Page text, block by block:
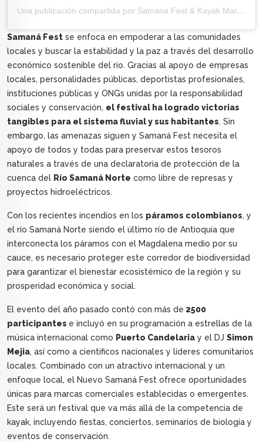
Una publicación compartida por Samana Fest & Kayak Marathon (@samanafest)
Samaná Fest se enfoca en empoderar a las comunidades
locales y buscar la estabilidad y la paz a través del desarrollo
económico sostenible del río. Gracias al apoyo de empresas
locales, personalidades públicas, deportistas profesionales,
instituciones públicas y ONGs unidas por la responsabilidad
sociales y conservación, el festival ha logrado victorias
tangibles para el sistema fluvial y sus habitantes. Sin
embargo, las amenazas siguen y Samaná Fest necesita el
apoyo de todos y todas para preservar estos tesoros
naturales a través de una declaratoria de protección de la
cuenca del Río Samaná Norte como libre de represas y
proyectos hidroeléctricos.
Con los recientes incendios en los páramos colombianos, y
el río Samaná Norte siendo el último río de Antioquia que
interconecta los páramos con el Magdalena medio por su
cauce, es necesario proteger este corredor de biodiversidad
para garantizar el bienestar ecosistémico de la región y su
prosperidad económica y social.
El evento del año pasado contó con más de 2500
participantes e incluyó en su programación a estrellas de la
música internacional como Puerto Candelaria y el DJ Simon
Mejia, así como a científicos nacionales y líderes comunitarios
locales. Combinado con un atractivo internacional y un
enfoque local, el Nuevo Samaná Fest ofrece oportunidades
únicas para marcas comerciales establecidas o emergentes.
Este será un festival que va más allá de la competencia de
kayak, incluyendo fiestas, conciertos, seminarios de biología y
eventos de conservación.